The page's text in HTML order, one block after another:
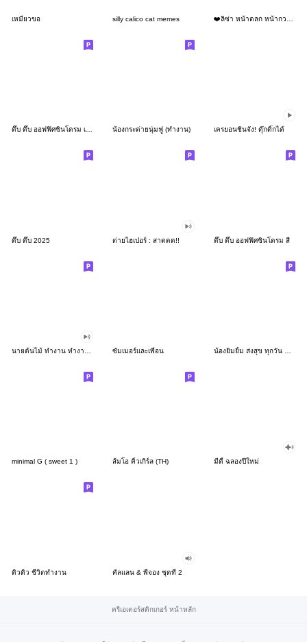
เหมียวขอ silly calico cat memes
ดึ๊บ ดึ๊บ ออฟฟิศซินโดรม เก้า น้องกระต่ายนุ่มฟู (ทำงาน) เครยอนชินจัง! ดุ๊กดิ๊กได้
ดึ๊บ ดึ๊บ 2025 ต่ายไฮเปอร์ : สาดดด!! ดึ๊บ ดึ๊บ ออฟฟิศซินโดรม สี่
ซัมเมอร์และเพื่อน
minimal G ( sweet 1 ) ส้มโอ คิ้วเกิร์ล (TH) มีดี้ ฉลองปีใหม่
ดิวดิว ชีวิตทำงาน คัลแลน & พี่จอง ชุดที่ 2
ครีเอเตอร์สติกเกอร์ หน้าหลัก